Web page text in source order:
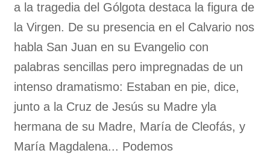
a la tragedia del Gólgota destaca la figura de
la Virgen. De su presencia en el Calvario nos
habla San Juan en su Evangelio con
palabras sencillas pero impregnadas de un
intenso dramatismo: Estaban en pie, dice,
junto a la Cruz de Jesús su Madre yla
hermana de su Madre, María de Cleofás, y
María Magdalena... Podemos